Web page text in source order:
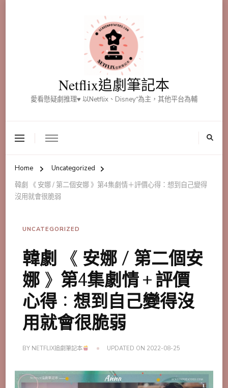
Netflix追劇筆記本
愛看懸疑劇推理♥ 以Netflix、Disney⁺為主，其他平台為輔
Home
Uncategorized
韓劇 《 安娜 / 第二個安娜 》第4集劇情＋評價心得：想到自己變得
沒用就會很脆弱
UNCATEGORIZED
韓劇 《 安娜 / 第二個安
娜 》第4集劇情＋評價
心得：想到自己變得沒
用就會很脆弱
BY NETFLIX追劇筆記本 UPDATED ON 2022-08-25